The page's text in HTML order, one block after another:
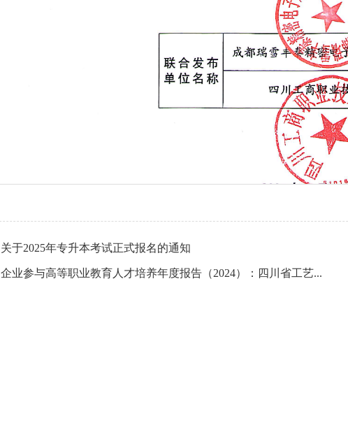
关于2025年专升本考试正式报名的通知
企业参与高等职业教育人才培养年度报告（2024）：四川省工艺...